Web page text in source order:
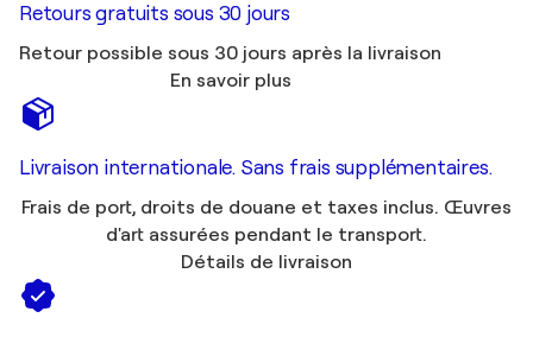
Retours gratuits sous 30 jours
Retour possible sous 30 jours après la livraison
En savoir plus
Livraison internationale. Sans frais supplémentaires.
Frais de port, droits de douane et taxes inclus. Œuvres
d'art assurées pendant le transport.
Détails de livraison